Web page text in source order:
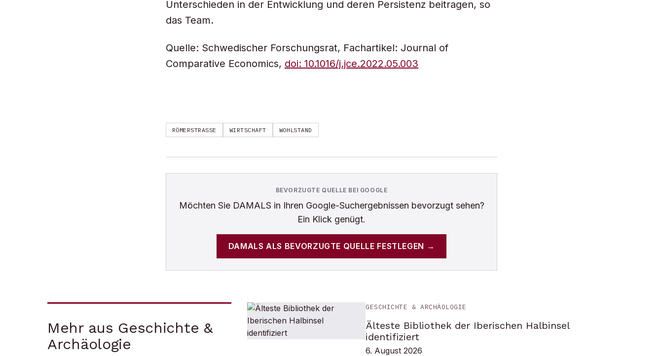
Unterschieden in der Entwicklung und deren Persistenz beitragen, so
das Team.
Quelle: Schwedischer Forschungsrat, Fachartikel: Journal of
Comparative Economics, doi: 10.1016/j.jce.2022.05.003
RÖMERSTRASSE WIRTSCHAFT WOHLSTAND
BEVORZUGTE QUELLE BEI GOOGLE
Möchten Sie DAMALS in Ihren Google-Suchergebnissen bevorzugt sehen?
Ein Klick genügt.
DAMALS ALS BEVORZUGTE QUELLE FESTLEGEN →
Mehr aus Geschichte &
Archäologie
GESCHICHTE & ARCHÄOLOGIE
Älteste Bibliothek der Iberischen Halbinsel
identifiziert
6. August 2026